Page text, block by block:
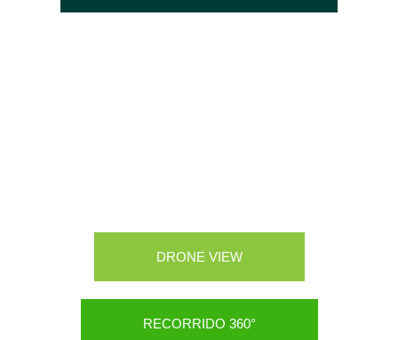
DRONE VIEW
RECORRIDO 360°